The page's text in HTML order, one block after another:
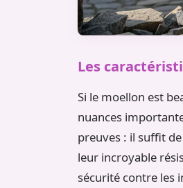
Les
Si le moellon est
nuances
preuves : il suffit
leur incroyable
sécurité contre les